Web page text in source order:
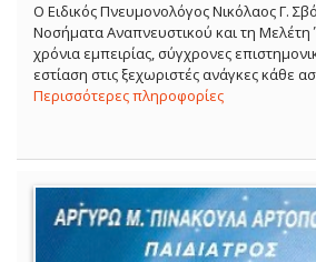
O Ειδικός Πνευμονολόγος Νικόλαος Γ.
Νοσήματα Αναπνευστικού και τη
χρόνια εμπειρίας, σύγχρονες
εστίαση στις ξεχωριστές ανάγκες κάθε
Περισσότερες πληροφορίες